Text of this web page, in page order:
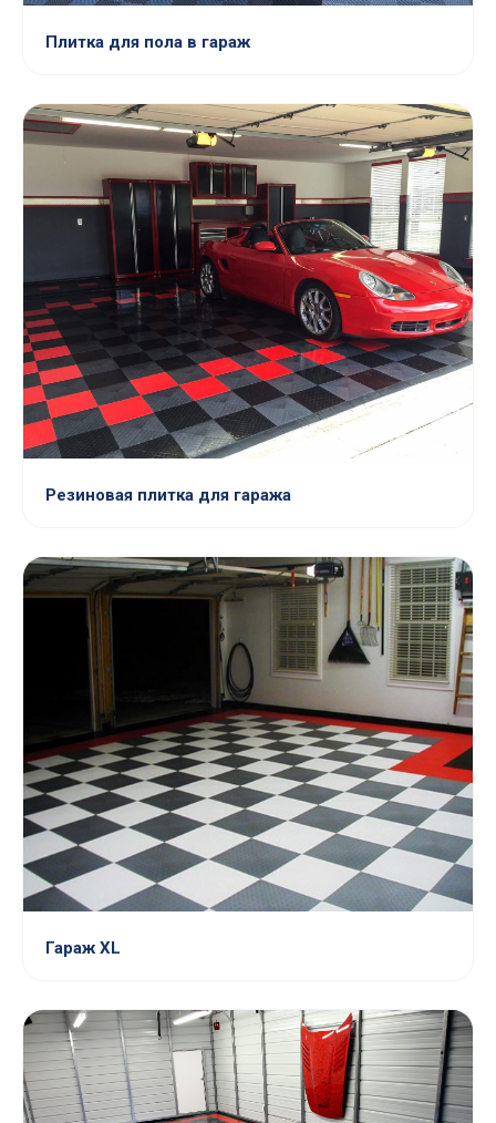
Плитка для пола в гараж
Резиновая плитка для гаража
Гараж XL